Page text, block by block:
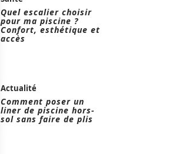
Quel escalier choisir
pour ma piscine ?
Confort, esthétique et
accès
Actualité
Comment poser un
liner de piscine hors-
sol sans faire de plis